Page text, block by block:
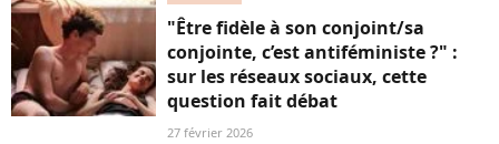
"Être fidèle à son conjoint/sa
conjointe, c’est antiféministe ?" :
sur les réseaux sociaux, cette
question fait débat
27 février 2026